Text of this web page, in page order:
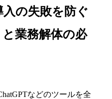
の失敗を防ぐ
と業務解体の必
などのツールを全